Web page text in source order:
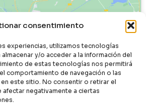
consentimiento
experiencias, utilizamos tecnologías
y/o acceder a la información del
de estas tecnologías nos permitirá
comportamiento de navegación o las
este sitio. No consentir o retirar el
negativamente a ciertas
para aceptar cookies de